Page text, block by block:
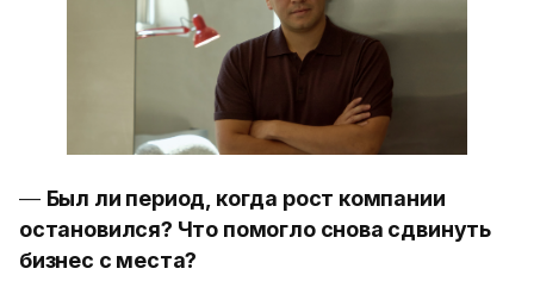
— Был ли период, когда рост компании
остановился? Что помогло снова сдвинуть
бизнес с места?